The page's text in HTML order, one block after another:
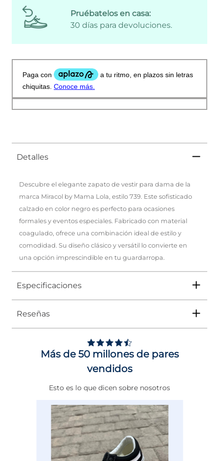
Pruébatelos en casa:
30 días para devoluciones.
Detalles
Descubre el elegante zapato de vestir para dama de la
marca Miracol by Mama Lola, estilo 739. Este sofisticado
calzado en color negro es perfecto para ocasiones
formales y eventos especiales. Fabricado con material
coagulado, ofrece una combinación ideal de estilo y
comodidad. Su diseño clásico y versátil lo convierte en
una opción imprescindible en tu guardarropa.
Especificaciones
Tipo
Género Mujer
ENTRE 7 Y 8 CMS
NORMAL
NEGRO
Reseñas
Más de 50 millones de pares
vendidos
Esto es lo que dicen sobre nosotros